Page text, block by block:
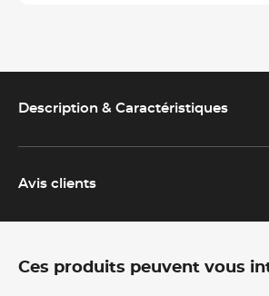
Description & Caractéristiques
Flavour Blaster Pro 2 : le pistolet
transformer un simple cocktail en
Avis clients
Ces produits peuvent vous